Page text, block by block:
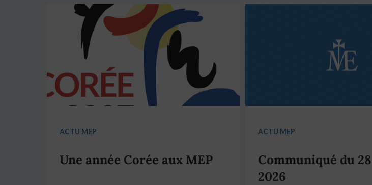
ACTU MEP
Une année Corée aux MEP
ACTU MEP
Communiqué du
2026